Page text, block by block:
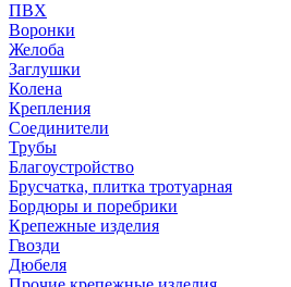
ПВХ
Воронки
Желоба
Заглушки
Колена
Крепления
Соединители
Трубы
Благоустройство
Брусчатка, плитка тротуарная
Бордюры и поребрики
Крепежные изделия
Гвозди
Дюбеля